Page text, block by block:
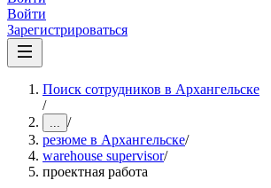
Войти
Зарегистрироваться
Поиск сотрудников в Архангельске
/
... /
резюме в Архангельске/
warehouse supervisor/
проектная работа